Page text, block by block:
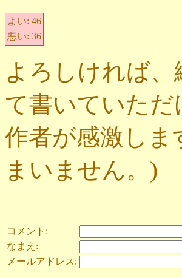
よい: 46
悪い: 36
よろしければ
て書いていただ
作者が感激しま
まいません。)
コメント:
なまえ:
メールアドレス: